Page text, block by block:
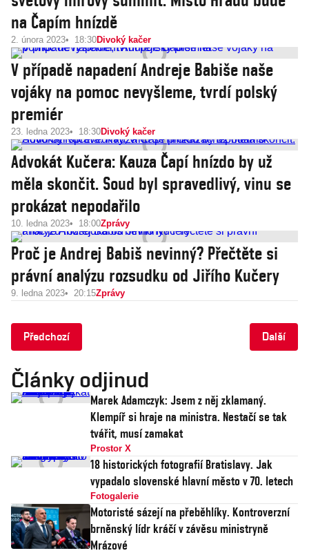
na Čapím hnízdě
2. února 2023 18:30Divoký kačer
V případě napadení Andreje Babiše naše
vojáky na pomoc nevyšleme, tvrdí polský
premiér
23. ledna 2023 18:30Divoký kačer
Advokát Kučera: Kauza Čapí hnízdo by už
měla skončit. Soud byl spravedlivý, vinu se
prokázat nepodařilo
10. ledna 2023 18:00Zprávy
Proč je Andrej Babiš nevinný? Přečtěte si
právní analýzu rozsudku od Jiřího Kučery
9. ledna 2023 20:15Zprávy
Předchozí Další
Články odjinud
Marek Adamczyk: Jsem z něj zklamaný.
Klempíř si hraje na ministra. Nestačí se tak
tvářit, musí zamakat
Prostor X
18 historických fotografií Bratislavy. Jak
vypadalo slovenské hlavní město v 70. letech
Fotogalerie
Motoristé sázejí na přeběhlíky. Kontroverzní
brněnský lídr kráčí v závěsu ministryně
Mrázové